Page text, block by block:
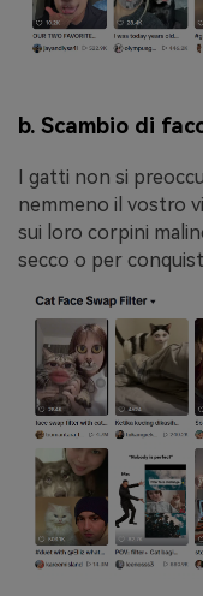
b. Scambio di
I gatti non si
nemmeno il vostro
sui loro corpini
secco o per